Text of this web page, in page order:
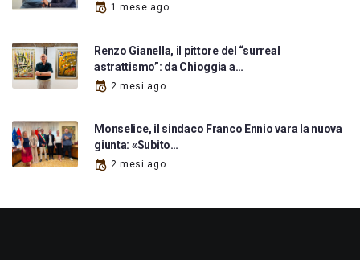
1 mese ago
Renzo Gianella, il pittore del “surreal
astrattismo”: da Chioggia a…
2 mesi ago
Monselice, il sindaco Franco Ennio vara la nuova
giunta: «Subito…
2 mesi ago